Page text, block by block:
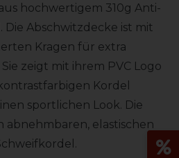
hochwertigem 310g Anti-
Die Abschwitzdecke ist mit
Kragen für extra
zeigt mit ihrem PVC Logo
Kordel
sportlichen Look. Die
abnehmbaren, elastischen